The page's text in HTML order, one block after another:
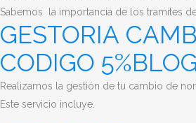
Sabemos la importancia de los tramites
GESTORIA
CODIGO 5%BLOG
Realizamos la gestión de tu cambio de
Este servicio incluye.